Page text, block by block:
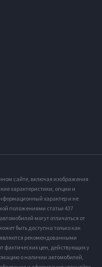
сайте, включая изображения
характеристики, опции и
характер и не
положениями статьи 437
могут отличаться от
быть доступна только как
рекомендованными
фактических цен, действующих у
о наличии автомобилей,